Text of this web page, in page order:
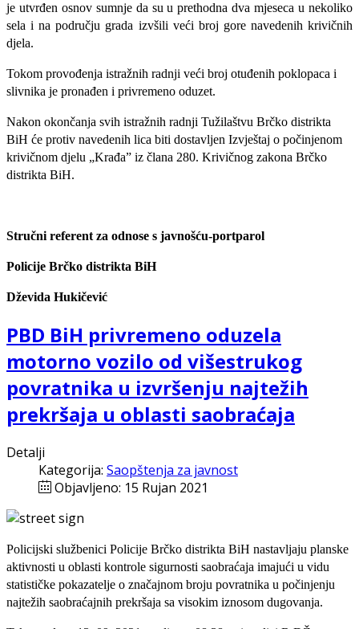
je utvrđen osnov sumnje da su u prethodna dva mjeseca u nekoliko
sela i na području grada izvšili veći broj gore navedenih krivičnih
djela.
Tokom provođenja istražnih radnji veći broj otuđenih poklopaca i
slivnika je pronađen i privremeno oduzet.
Nakon okončanja svih istražnih radnji Tužilaštvu Brčko distrikta
BiH će protiv navedenih lica biti dostavljen Izvještaj o počinjenom
krivičnom djelu „Krađa” iz člana 280. Krivičnog zakona Brčko
distrikta BiH.
Stručni referent za odnose s javnošću-portparol
Policije Brčko distrikta BiH
Dževida Hukičević
PBD BiH privremeno oduzela
motorno vozilo od višestrukog
povratnika u izvršenju najtežih
prekršaja u oblasti saobraćaja
Detalji
Kategorija: Saopštenja za javnost
Objavljeno: 15 Rujan 2021
Policijski službenici Policije Brčko distrikta BiH nastavljaju planske
aktivnosti u oblasti kontrole sigurnosti saobraćaja imajući u vidu
statističke pokazatelje o značajnom broju povratnika u počinjenju
najtežih saobraćajnih prekršaja sa visokim iznosom dugovanja.